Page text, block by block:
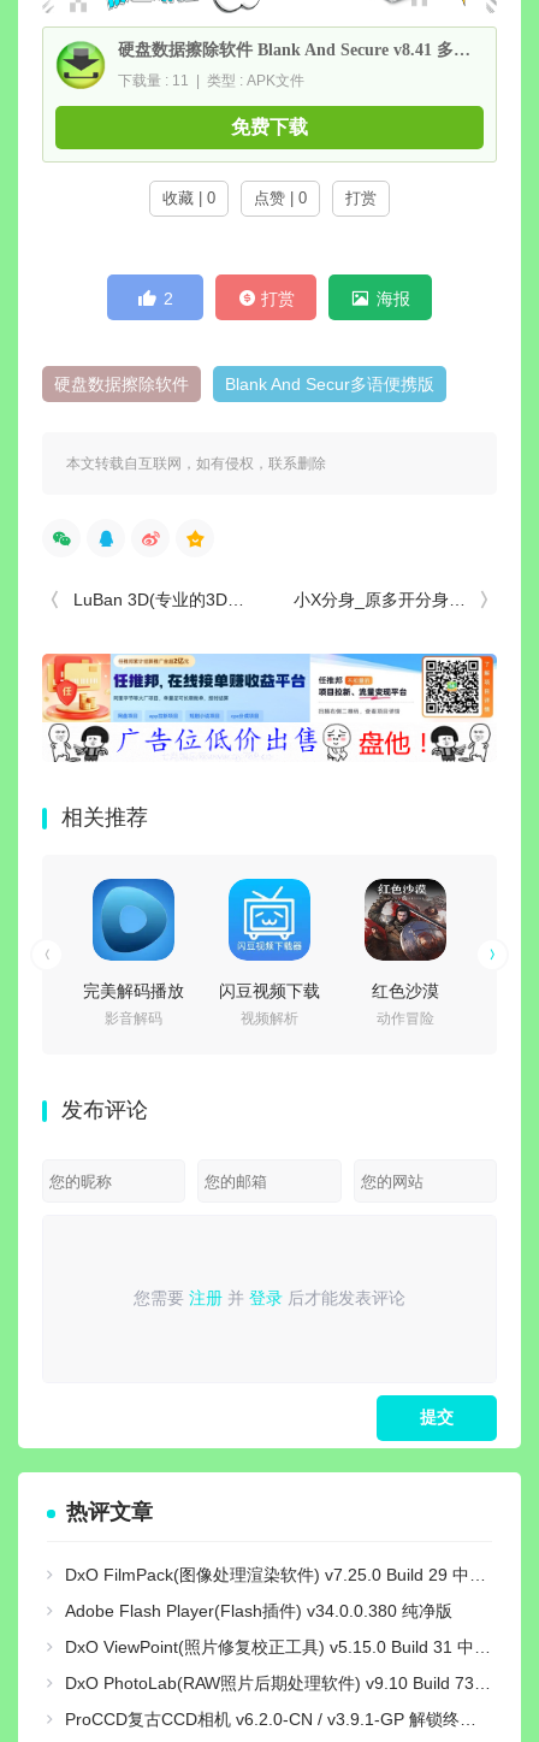
硬盘数据擦除软件 Blank And Secure v8.41 多语便携版
下载量 : 11 | 类型 : APK文件
免费下载
收藏 | 0 点赞 | 0 打赏
2 打赏 海报
硬盘数据擦除软件 Blank And Secur多语便携版
本文转载自互联网，如有侵权，联系删除
LuBan 3D(专业的3D建模软件) v2026.05.26 多语便携版 小X分身_原多开分身 v4.1.6 解锁VIP会员版
相关推荐
完美解码播放
器
最新完整电脑
器影音解码包
影音解码
闪豆视频下载
器(多平台视频
视频解析
红色沙漠
v1.14.00 免安
压即撸
动作冒险
发布评论
您需要 注册 并 登录 后才能发表评论
请登录或 注册后再发表评论！
热评文章
DxO FilmPack(图像处理渲染软件) v7.25.0 Build 29 中文绿色激活版
Adobe Flash Player(Flash插件) v34.0.0.380 纯净版
DxO ViewPoint(照片修复校正工具) v5.15.0 Build 31 中文绿色便携版
DxO PhotoLab(RAW照片后期处理软件) v9.10 Build 736 中文激活版
ProCCD复古CCD相机 v6.2.0-CN / v3.9.1-GP 解锁终身pro会员版